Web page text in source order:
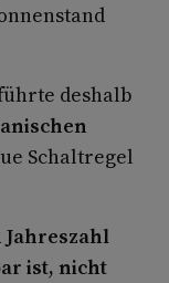
deshalb
Schaltregel
Jahreszahl
ist, nicht